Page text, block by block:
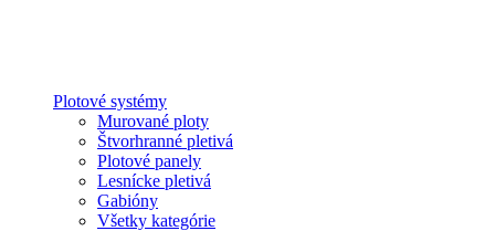
Plotové systémy
Murované ploty
Štvorhranné pletivá
Plotové panely
Lesnícke pletivá
Gabióny
Všetky kategórie